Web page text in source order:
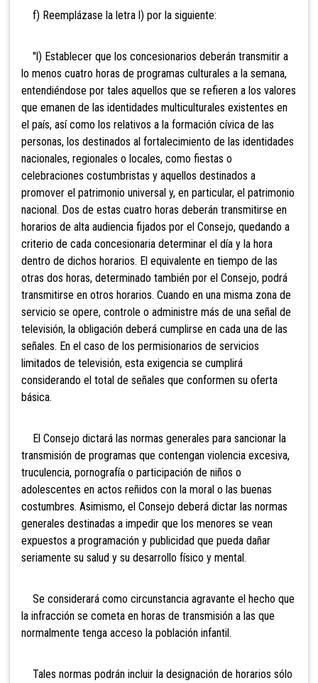
f) Reemplázase la letra l) por la siguiente:
"l) Establecer que los concesionarios deberán transmitir a
lo menos cuatro horas de programas culturales a la semana,
entendiéndose por tales aquellos que se refieren a los valores
que emanen de las identidades multiculturales existentes en
el país, así como los relativos a la formación cívica de las
personas, los destinados al fortalecimiento de las identidades
nacionales, regionales o locales, como fiestas o
celebraciones costumbristas y aquellos destinados a
promover el patrimonio universal y, en particular, el patrimonio
nacional. Dos de estas cuatro horas deberán transmitirse en
horarios de alta audiencia fijados por el Consejo, quedando a
criterio de cada concesionaria determinar el día y la hora
dentro de dichos horarios. El equivalente en tiempo de las
otras dos horas, determinado también por el Consejo, podrá
transmitirse en otros horarios. Cuando en una misma zona de
servicio se opere, controle o administre más de una señal de
televisión, la obligación deberá cumplirse en cada una de las
señales. En el caso de los permisionarios de servicios
limitados de televisión, esta exigencia se cumplirá
considerando el total de señales que conformen su oferta
básica.
El Consejo dictará las normas generales para sancionar la
transmisión de programas que contengan violencia excesiva,
truculencia, pornografía o participación de niños o
adolescentes en actos reñidos con la moral o las buenas
costumbres. Asimismo, el Consejo deberá dictar las normas
generales destinadas a impedir que los menores se vean
expuestos a programación y publicidad que pueda dañar
seriamente su salud y su desarrollo físico y mental.
Se considerará como circunstancia agravante el hecho que
la infracción se cometa en horas de transmisión a las que
normalmente tenga acceso la población infantil.
Tales normas podrán incluir la designación de horarios sólo